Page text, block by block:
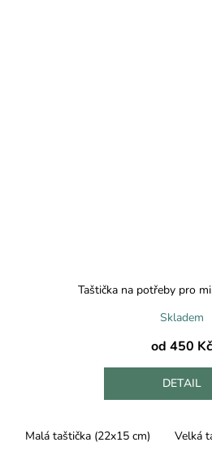
Taštička na potřeby pro
Skladem
od 450 Kč
DETAIL
Malá taštička (22x15 cm) Velká